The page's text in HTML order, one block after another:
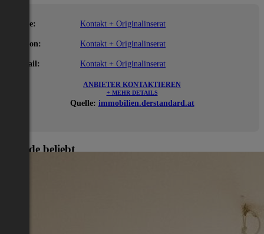
Name: Kontakt + Originalinserat
Telefon: Kontakt + Originalinserat
E-Mail: Kontakt + Originalinserat
ANBIETER KONTAKTIEREN
+ MEHR DETAILS
Quelle: immobilien.derstandard.at
Gerade beliebt